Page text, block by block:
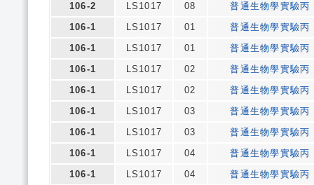
106-2
LS1017 08
普通生物學實驗丙
106-1
LS1017 01
普通生物學實驗丙
106-1
LS1017 01
普通生物學實驗丙
106-1
LS1017 02
普通生物學實驗丙
106-1
LS1017 02
普通生物學實驗丙
106-1
LS1017 03
普通生物學實驗丙
106-1
LS1017 03
普通生物學實驗丙
106-1
LS1017 04
普通生物學實驗丙
106-1
LS1017 04
普通生物學實驗丙